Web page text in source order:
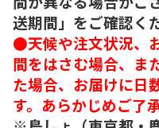
送期間」をご確認く
●天候や注文状況、
間をはさむ場合、ま
た場合、お届けに日
す。あらかじめご了